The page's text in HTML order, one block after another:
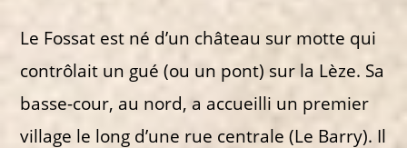
Le Fossat est né d’un château sur motte qui
contrôlait un gué (ou un pont) sur la Lèze. Sa
basse-cour, au nord, a accueilli un premier
village le long d’une rue centrale (Le Barry). Il